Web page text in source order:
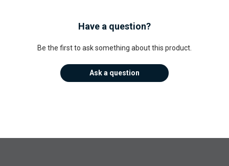
Have a question?
Be the first to ask something about this product.
Ask a question